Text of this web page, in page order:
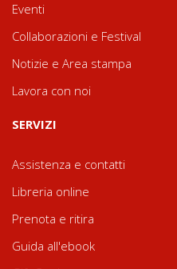
Eventi
Collaborazioni e Festival
Notizie e Area stampa
Lavora con noi
SERVIZI
Assistenza e contatti
Libreria online
Prenota e ritira
Guida all'ebook